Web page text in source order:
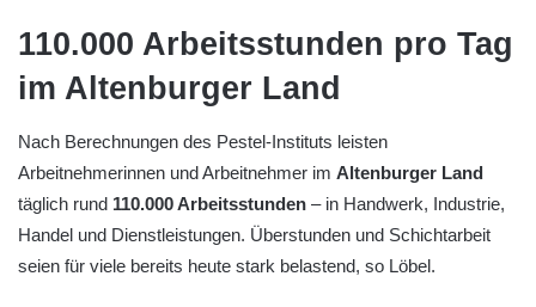
110.000 Arbeitsstunden pro Tag
im Altenburger Land
Nach Berechnungen des Pestel-Instituts leisten
Arbeitnehmerinnen und Arbeitnehmer im Altenburger Land
täglich rund 110.000 Arbeitsstunden – in Handwerk, Industrie,
Handel und Dienstleistungen. Überstunden und Schichtarbeit
seien für viele bereits heute stark belastend, so Löbel.